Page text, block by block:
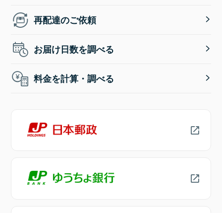
再配達のご依頼
お届け日数を調べる
料金を計算・調べる